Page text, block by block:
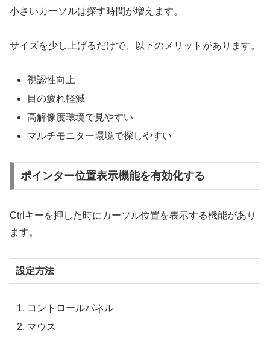
小さいカーソルは探す時間が増えます。
サイズを少し上げるだけで、以下のメリットがあります。
視認性向上
目の疲れ軽減
高解像度環境で見やすい
マルチモニター環境で探しやすい
ポインター位置表示機能を有効化する
Ctrlキーを押した時にカーソル位置を表示する機能があり
ます。
設定方法
コントロールパネル
マウス